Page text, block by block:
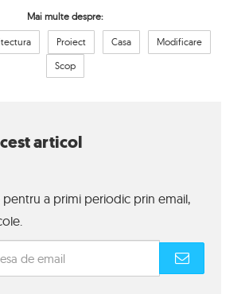
Mai multe despre:
Proiect Casa
Modificare
Scop
articol
a primi periodic prin email,